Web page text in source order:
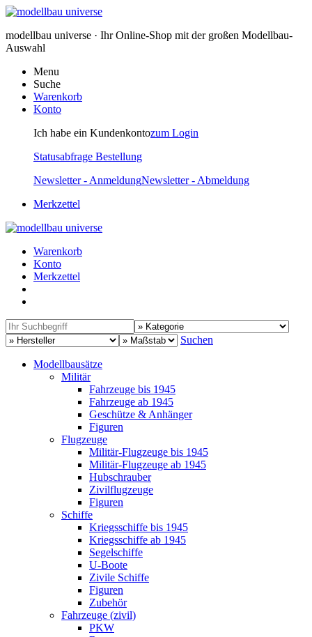
modellbau universe · Ihr Online-Shop mit der großen Modellbau-
Auswahl
Menu
Suche
Warenkorb
Konto
Ich habe ein Kundenkontozum Login
Statusabfrage Bestellung
Newsletter - AnmeldungNewsletter - Abmeldung
Merkzettel
Warenkorb
Konto
Merkzettel
Suchen
Modellbausätze
Militär
Fahrzeuge bis 1945
Fahrzeuge ab 1945
Geschütze & Anhänger
Figuren
Flugzeuge
Militär-Flugzeuge bis 1945
Militär-Flugzeuge ab 1945
Hubschrauber
Zivilflugzeuge
Figuren
Schiffe
Kriegsschiffe bis 1945
Kriegsschiffe ab 1945
Segelschiffe
U-Boote
Zivile Schiffe
Figuren
Zubehör
Fahrzeuge (zivil)
PKW